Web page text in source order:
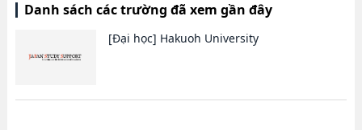
Danh sách các trường đã xem gần đây
[Đại học] Hakuoh University